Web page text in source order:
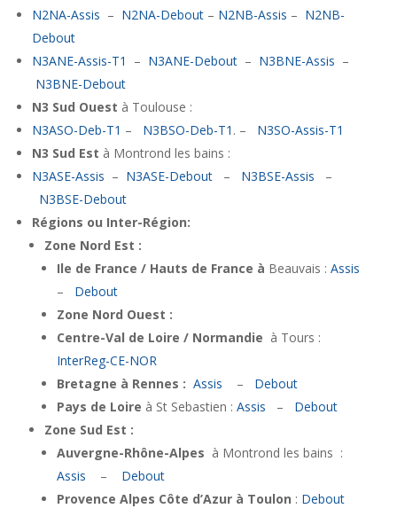
N2NA-Assis – N2NA-Debout – N2NB-Assis – N2NB-
Debout
N3ANE-Assis-T1
– N3ANE-Debout – N3BNE-Assis –
N3BNE-Debout
N3 Sud Ouest à Toulouse :
N3ASO-Deb-T1 – N3BSO-Deb-T1 . – N3SO-Assis-T1
N3 Sud Est à Montrond les bains :
N3ASE-Assis – N3ASE-Debout – N3BSE-Assis –
N3BSE-Debout
Régions ou Inter-Région:
Zone Nord Est :
Ile de France / Hauts de France à Beauvais :Assis
– Debout
Zone Nord Ouest :
Centre-Val de Loire / Normandie à Tours :
InterReg-CE-NOR
Bretagne à Rennes : Assis – Debout
Pays de Loire à St Sebastien :Assis – Debout
Zone Sud Est :
Auvergne-Rhône-Alpes à Montrond les bains :
Assis – Debout
Provence Alpes Côte d’Azur à Toulon : Debout